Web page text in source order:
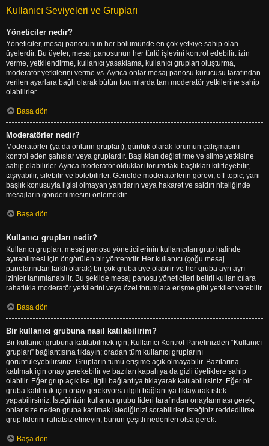
Kullanıcı Seviyeleri ve Grupları
Yöneticiler nedir?
Yöneticiler, mesaj panosunun her bölümünde en çok yetkiye sahip olan
üyelerdir. Bu üyeler, mesaj panosunun her türlü işlevini kontrol edebilir: izin
verme, yetkilendirme, kullanıcı yasaklama, kullanıcı grupları oluşturma,
moderatör yetkilerini verme vs. Ayrıca onlar mesaj panosu kurucusu tarafından
verilen ayarlara bağlı olarak bütün forumlarda tam moderatör yetkilerine sahip
olabilirler.
Başa dön
Moderatörler nedir?
Moderatörler (ya da onların grupları), günlük olarak forumun çalışmasını
kontrol eden şahıslar veya gruplardır. Başlıkları değiştirme ve silme yetkisine
sahip olabilirler. Ayrıca moderatör oldukları forumdaki başlıkları kilitleyebilir,
taşıyabilir, silebilir ve bölebilirler. Genelde moderatörlerin görevi, off-topic, yani
başlık konusuyla ilgisi olmayan yanıtların veya hakaret ve saldırı niteliğinde
mesajların gönderilmesini önlemektir.
Başa dön
Kullanıcı grupları nedir?
Kullanıcı grupları, mesaj panosu yöneticilerinin kullanıcıları grup halinde
ayırabilmesi için öngörülen bir yöntemdir. Her kullanıcı (çoğu mesaj
panolarından farklı olarak) bir çok gruba üye olabilir ve her gruba ayrı ayrı
izinler tanımlanabilir. Bu şekilde mesaj panosu yöneticileri belirli kullanıcılara
rahatlıkla moderatör yetkilerini veya özel forumlara erişme gibi yetkiler verebilir.
Başa dön
Bir kullanıcı grubuna nasıl katılabilirim?
Bir kullanıcı grubuna katılabilmek için, Kullanıcı Kontrol Panelinizden “Kullanıcı
grupları” bağlantısına tıklayın; oradan tüm kullanıcı gruplarını
görüntüleyebilirsiniz. Grupların tümü erişime açık olmayabilir. Bazılarına
katılmak için onay gerekebilir ve bazıları kapalı ya da gizli üyeliklere sahip
olabilir. Eğer grup açık ise, ilgili bağlantıya tıklayarak katılabilirsiniz. Eğer bir
gruba katılmak için onay gerekiyorsa ilgili bağlantıya tıklayarak istek
yapabilirsiniz. İsteğinizin kullanıcı grubu lideri tarafından onaylanması gerek,
onlar size neden gruba katılmak istediğinizi sorabilirler. İsteğiniz reddedilirse
grup liderini rahatsız etmeyin; bunun çeşitli nedenleri olsa gerek.
Başa dön